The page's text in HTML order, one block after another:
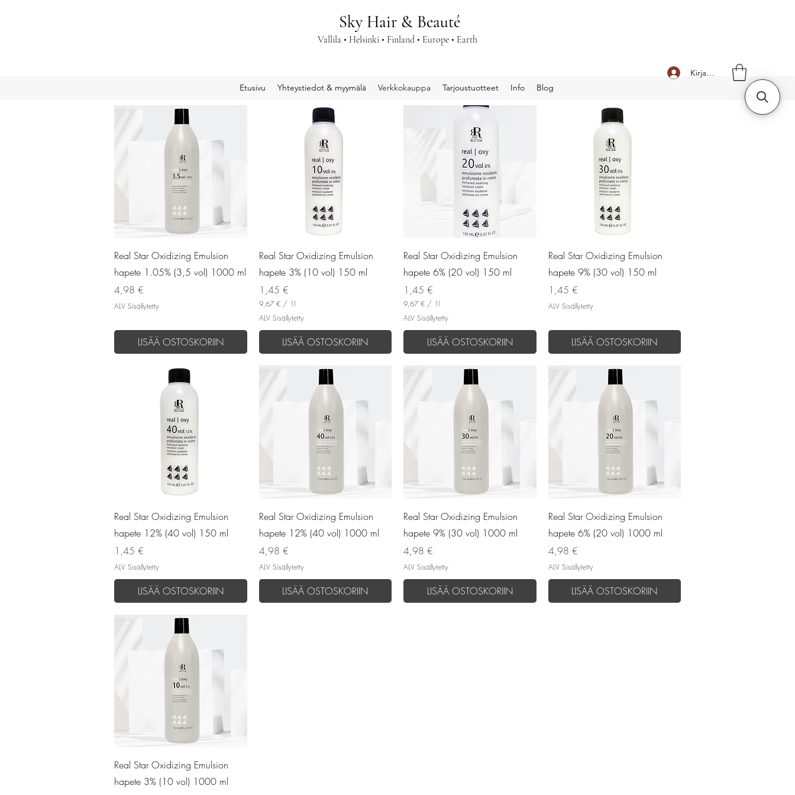
Sky Hair & Beauté
Vallila • Helsinki • Finland • Europe • Earth
Kirjaudu
Etusivu
Yhteystiedot & myymälä Verkkokauppa Tarjoustuotteet Info Blog
Pikakatselu
Real Star Oxidizing Emulsion
hapete 1.05% (3,5 vol) 1000 ml
Hinta
4,98 €
ALV Sisällytetty
LISÄÄ OSTOSKORIIN
Pikakatselu
Real Star Oxidizing Emulsion
hapete 3% (10 vol) 150 ml
Hinta
1,45 €
9,67 € / 1l
9
,
6
ALV Sisällytetty
LISÄÄ OSTOSKORIIN
Pikakatselu
Real Star Oxidizing Emulsion
hapete 6% (20 vol) 150 ml
Hinta
1,45 €
9,67 € / 1l
9
,
6
ALV Sisällytetty
LISÄÄ OSTOSKORIIN
Pikakatselu
Real Star Oxidizing Emulsion
hapete 9% (30 vol) 150 ml
Hinta
1,45 €
ALV Sisällytetty
LISÄÄ OSTOSKORIIN
Pikakatselu
Real Star Oxidizing Emulsion
hapete 12% (40 vol) 150 ml
Hinta
1,45 €
ALV Sisällytetty
LISÄÄ OSTOSKORIIN
Pikakatselu
Real Star Oxidizing Emulsion
hapete 12% (40 vol) 1000 ml
Hinta
4,98 €
ALV Sisällytetty
LISÄÄ OSTOSKORIIN
Pikakatselu
Real Star Oxidizing Emulsion
hapete 9% (30 vol) 1000 ml
Hinta
4,98 €
ALV Sisällytetty
LISÄÄ OSTOSKORIIN
Pikakatselu
Real Star Oxidizing Emulsion
hapete 6% (20 vol) 1000 ml
Hinta
4,98 €
ALV Sisällytetty
LISÄÄ OSTOSKORIIN
Pikakatselu
Real Star Oxidizing Emulsion
hapete 3% (10 vol) 1000 ml